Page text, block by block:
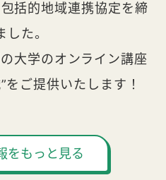
括的地域連携協定を締
した。
大学のオンライン講座
をご提供いたします！
をもっと見る